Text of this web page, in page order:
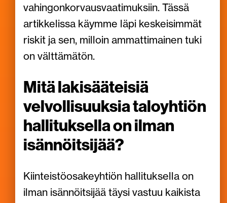
vahingonkorvausvaatimuksiin. Tässä
artikkelissa käymme läpi keskeisimmät
riskit ja sen, milloin ammattimainen tuki
on välttämätön.
Mitä lakisääteisiä
velvollisuuksia taloyhtiön
hallituksella on ilman
isännöitsijää?
Kiinteistöosakeyhtiön hallituksella on
ilman isännöitsijää täysi vastuu kaikista